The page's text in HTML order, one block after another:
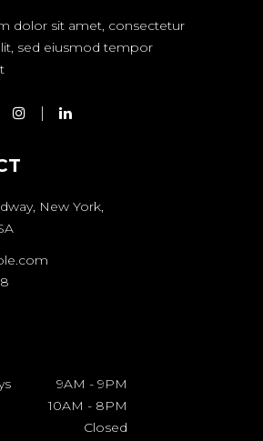
dolor sit amet, consectetur
sed eiusmod tempor
New York,
9AM - 9PM
10AM - 8PM
Closed